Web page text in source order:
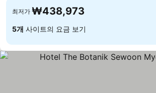
최저가 ₩438,973
5개 사이트의 요금 보기